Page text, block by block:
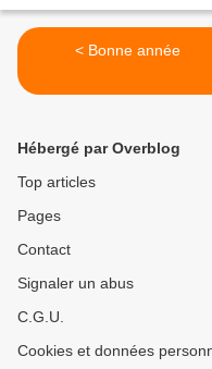
< Bonne année
Hébergé par Overblog
Top articles
Pages
Contact
Signaler un abus
C.G.U.
Cookies et données